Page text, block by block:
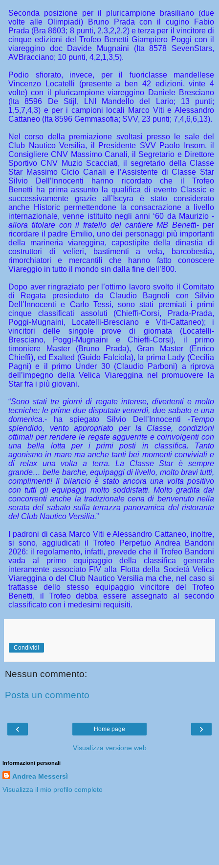
Seconda posizione per il pluricampione brasiliano (due
volte alle Olimpiadi) Bruno Prada con il cugino Fabio
Prada (Bra 8603; 8 punti, 2,3,2,2,2) e terza per il vincitore di
cinque edizioni del Trofeo Benetti Giampiero Poggi con il
viareggino doc Davide Mugnaini (Ita 8578 SevenStars,
AVBracciano; 10 punti, 4,2,1,3,5).
Podio sfiorato, invece, per il fuoriclasse mandellese
Vincenzo Locatelli (presente a ben 42 edizioni, vinte 4
volte) con il pluricampione viareggino Daniele Bresciano
(Ita 8596 De Stijl, LNI Mandello del Lario; 13 punti;
1,5,7,4,3) e per i campioni locali Marco Viti e Alessandro
Cattaneo (Ita 8596 Gemmasofia; SVV, 23 punti; 7,4,6,6,13).
Nel corso della premiazione svoltasi presso le sale del
Club Nautico Versilia, il Presidente SVV Paolo Insom, il
Consigliere CNV Massimo Canali, il Segretario e Direttore
Sportivo CNV Muzio Scacciati, il segretario della Classe
Star Massimo Cicio Canali e l’Assistente di Classe Star
Silvio Dell’Innocenti hanno ricordato che il Trofeo
Benetti ha prima assunto la qualifica di evento Classic e
successivamente grazie all’Iscyra è stato considerato
anche Historic permettendone la consacrazione a livello
internazionale, venne istituito negli anni ‘60 da Maurizio -
allora titolare con il fratello del cantiere MB Benetti- per
ricordare il padre Emilio, uno dei personaggi più importanti
della marineria viareggina, capostipite della dinastia di
costruttori di velieri, bastimenti a vela, barcobestia,
rimorchiatori e mercantili che hanno fatto conoscere
Viareggio in tutto il mondo sin dalla fine dell’800.
Dopo aver ringraziato per l’ottimo lavoro svolto il Comitato
di Regata presieduto da Claudio Bagnoli con Silvio
Dell’Innocenti e Carlo Tessi, sono stati premiati i primi
cinque classificati assoluti (Chieffi-Corsi, Prada-Prada,
Poggi-Mugnaini, Locatelli-Bresciano e Viti-Cattaneo); i
vincitori delle singole prove di giornata (Locatelli-
Bresciano, Poggi-Mugnaini e Chieffi-Corsi), il primo
timoniere Master (Bruno Prada), Gran Master (Enrico
Chieffi), ed Exalted (Guido Falciola), la prima Lady (Cecilia
Pagni) e il primo Under 30 (Claudio Parboni) a riprova
dell’impegno della Velica Viareggina nel promuovere la
Star fra i più giovani.
“Sono stati tre giorni di regate intense, divertenti e molto
tecniche: le prime due disputate venerdì, due sabato e una
domenica.- ha spiegato Silvio Dell’Innocenti -Tempo
splendido, vento appropriato per la Classe, condizioni
ottimali per rendere le regate agguerrite e coinvolgenti con
una bella lotta per i primi posti in classifica. Tanto
agonismo in mare ma anche tanti bei momenti conviviali e
di relax una volta a terra. La Classe Star è sempre
grande… belle barche, equipaggi di livello, molto bravi tutti,
complimenti! Il bilancio è stato ancora una volta positivo
con tutti gli equipaggi molto soddisfatti. Molto gradita dai
concorrenti anche la tradizionale cena di benvenuto nella
serata del sabato sulla terrazza panoramica del ristorante
del Club Nautico Versilia.”
I padroni di casa Marco Viti e Alessandro Cattaneo, inoltre,
si sono, aggiudicati il Trofeo Perpetuo Andrea Bandoni
2026: il regolamento, infatti, prevede che il Trofeo Bandoni
vada al primo equipaggio della classifica generale
interamente associato FIV alla Flotta della Società Velica
Viareggina o del Club Nautico Versilia ma che, nel caso si
trattasse dello stesso equipaggio vincitore del Trofeo
Benetti, il Trofeo debba essere assegnato al secondo
classificato con i medesimi requisiti.
Condividi
Nessun commento:
Posta un commento
‹ ›
Home page
Visualizza versione web
Informazioni personali
Andrea Messersì
Visualizza il mio profilo completo